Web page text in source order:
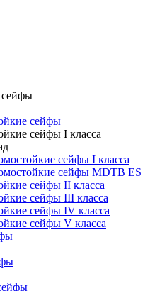
сейфы
сейфы
сейфы I класса
сейфы I класса
сейфы MDTB ES
сейфы II класса
сейфы III класса
сейфы IV класса
сейфы V класса